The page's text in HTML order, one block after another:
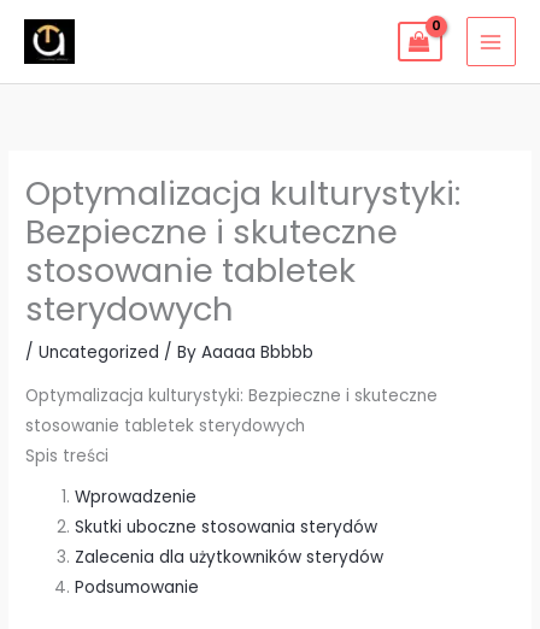
Skip
Optymalizacja kulturystyki:
Bezpieczne i skuteczne
stosowanie tabletek
sterydowych
/Uncategorized / ByAaaaa Bbbbb
Optymalizacja kulturystyki: Bezpieczne i skuteczne
stosowanie tabletek sterydowych
Spis treści
Wprowadzenie
Skutki uboczne stosowania sterydów
Zalecenia dla użytkowników sterydów
Podsumowanie